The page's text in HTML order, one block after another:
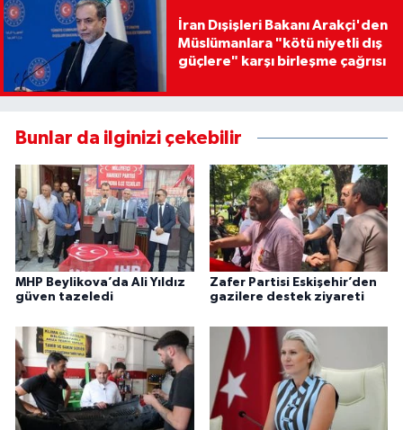
İran Dışişleri Bakanı Arakçi'den
Müslümanlara "kötü niyetli dış
güçlere" karşı birleşme çağrısı
Bunlar da ilginizi çekebilir
MHP Beylikova’da Ali Yıldız
güven tazeledi
Zafer Partisi Eskişehir’den
gazilere destek ziyareti